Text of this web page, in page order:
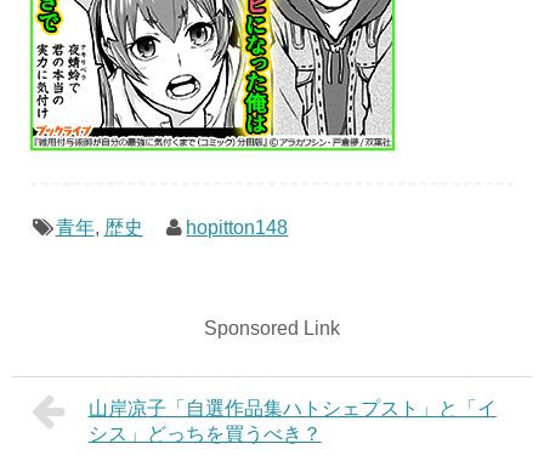
青年, 歴史 hopitton148
Sponsored Link
山岸凉子「自選作品集ハトシェプスト」と「イ
シス」どっちを買うべき？